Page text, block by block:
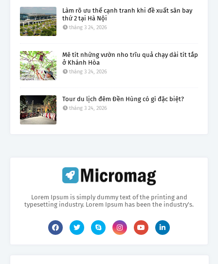
Làm rõ ưu thế cạnh tranh khi đề xuất sân bay
thứ 2 tại Hà Nội
tháng 3 24, 2026
Mê tít những vườn nho trĩu quả chạy dài tít tắp
ở Khánh Hòa
tháng 3 24, 2026
Tour du lịch đêm Đền Hùng có gì đặc biệt?
tháng 3 24, 2026
Lorem Ipsum is simply dummy text of the printing and
typesetting industry. Lorem Ipsum has been the industry's.